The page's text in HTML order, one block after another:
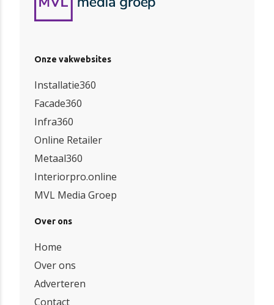
Onze vakwebsites
Installatie360
Facade360
Infra360
Online Retailer
Metaal360
Interiorpro.online
MVL Media Groep
Over ons
Home
Over ons
Adverteren
Contact